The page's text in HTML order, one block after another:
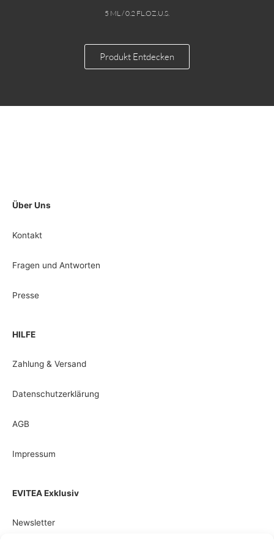
5 ML / 0.2 FL.OZ.U.S.
Produkt Entdecken
Über Uns
Kontakt
Fragen und Antworten
Presse
HILFE
Zahlung & Versand
Datenschutzerklärung
AGB
Impressum
EVITEA Exklusiv
Newsletter